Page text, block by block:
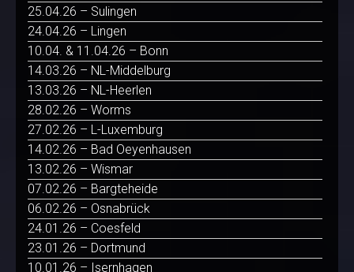
25.04.26 – Sulingen
24.04.26 – Lingen
10.04. & 11.04.26 – Bonn
14.03.26 – NL-Middelburg
13.03.26 – NL-Heerlen
28.02.26 – Worms
27.02.26 – L-Luxemburg
14.02.26 – Bad Oeyenhausen
13.02.26 – Wismar
07.02.26 – Bargteheide
06.02.26 – Osnabrück
24.01.26 – Coesfeld
23.01.26 – Dortmund
10.01.26 – Isernhagen